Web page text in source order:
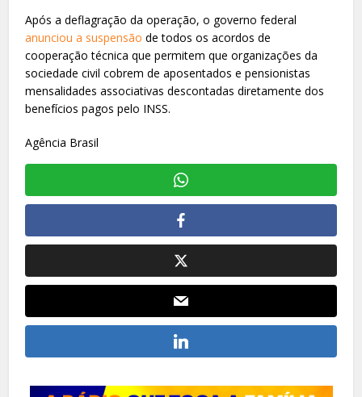
Após a deflagração da operação, o governo federal
anunciou a suspensão de todos os acordos de
cooperação técnica que permitem que organizações da
sociedade civil cobrem de aposentados e pensionistas
mensalidades associativas descontadas diretamente dos
benefícios pagos pelo INSS.
Agência Brasil